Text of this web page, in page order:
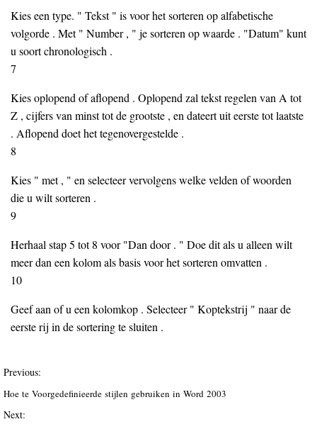
Kies een type. " Tekst " is voor het sorteren op alfabetische
volgorde . Met " Number , " je sorteren op waarde . "Datum" kunt
u soort chronologisch .
7
Kies oplopend of aflopend . Oplopend zal tekst regelen van A tot
Z , cijfers van minst tot de grootste , en dateert uit eerste tot laatste
. Aflopend doet het tegenovergestelde .
8
Kies " met , " en selecteer vervolgens welke velden of woorden
die u wilt sorteren .
9
Herhaal stap 5 tot 8 voor "Dan door . " Doe dit als u alleen wilt
meer dan een kolom als basis voor het sorteren omvatten .
10
Geef aan of u een kolomkop . Selecteer " Koptekstrij " naar de
eerste rij in de sortering te sluiten .
Previous:
Hoe te Voorgedefinieerde stijlen gebruiken in Word 2003
Next: